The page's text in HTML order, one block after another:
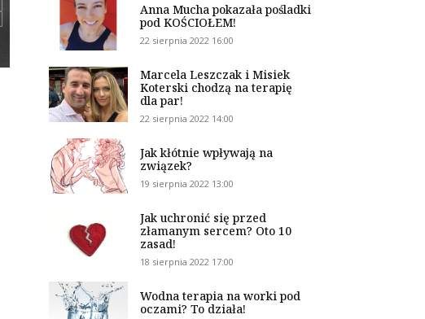
Anna Mucha pokazała pośladki
pod KOŚCIOŁEM!
22 sierpnia 2022 16:00
Marcela Leszczak i Misiek
Koterski chodzą na terapię
dla par!
22 sierpnia 2022 14:00
Jak kłótnie wpływają na
związek?
19 sierpnia 2022 13:00
Jak uchronić się przed
złamanym sercem? Oto 10
zasad!
18 sierpnia 2022 17:00
Wodna terapia na worki pod
oczami? To działa!